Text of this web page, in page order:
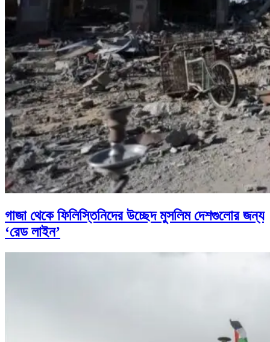
গাজা থেকে ফিলিস্তিনিদের উচ্ছেদ মুসলিম দেশগুলোর জন্য
‘রেড লাইন’